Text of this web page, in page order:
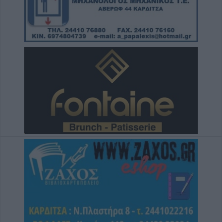
Το Σάββατο 8 Αυγούστου το 40ήμερο
μνημόσυνο της Κωνσταντίας Γεωρ.
Γιαννουσά - Τσιούκα
Το Σάββατο 8 Αυγούστου το 40ήμερο
μνημόσυνο του Δημήτριου Παππά
5 Αυγούστου 2026, 20:15
Η Ε.Ο.Α.Σ.Κ. καταδικάζει τη σύλληψη του
προέδρου του Εργατικού Κέντρου Λάρισας
5 Αυγούστου 2026, 19:42
Σπουδαία μεταγραφική κίνηση για την Α.Ε.
Μουζακίου με την απόκτηση του Γιάννη
Σκόνδρα
5 Αυγούστου 2026, 19:38
αμέλεια σε Τρίκαλα, Αττική και Πρέβεζα